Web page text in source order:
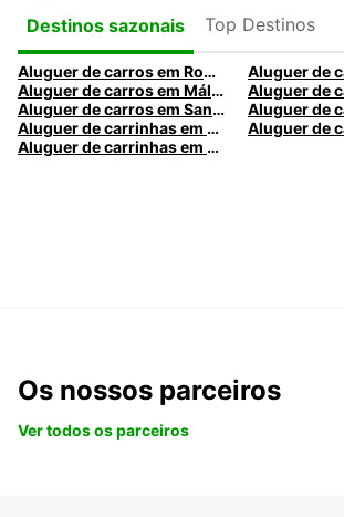
Destinos sazonais
Top Destinos
Aluguer de carros em Roma
Aluguer de carros em Málaga
Aluguer de carros em Santa Maria da Feira
Aluguer de
Aluguer de carrinhas em Nice
Aluguer de carrinhas em Caldas da Rainha
Os nossos parceiros
Ver todos os parceiros